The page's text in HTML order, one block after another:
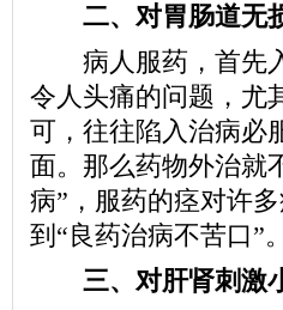
二、对胃肠道无
病人服药，首先入
令人头痛的问题，尤
可，往往陷入治病必
面。那么药物外治就
病”，服药的痉对许
到“良药治病不苦口”。
三、对肝肾刺激